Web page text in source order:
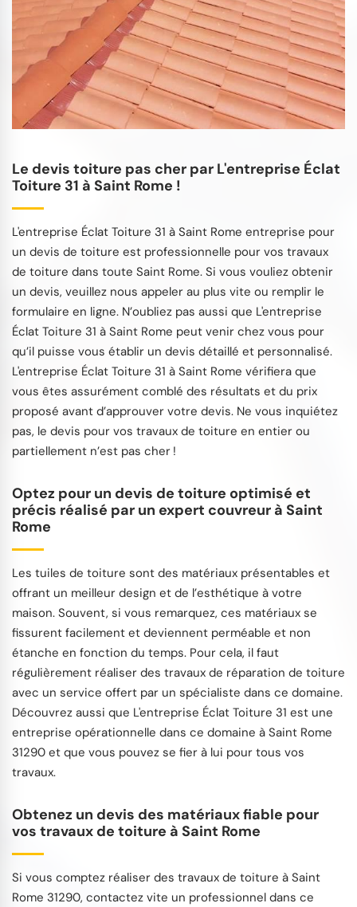
Le devis toiture pas cher par L'entreprise Éclat
Toiture 31 à Saint Rome !
L'entreprise Éclat Toiture 31 à Saint Rome entreprise pour
un devis de toiture est professionnelle pour vos travaux
de toiture dans toute Saint Rome. Si vous vouliez obtenir
un devis, veuillez nous appeler au plus vite ou remplir le
formulaire en ligne. N’oubliez pas aussi que L'entreprise
Éclat Toiture 31 à Saint Rome peut venir chez vous pour
qu’il puisse vous établir un devis détaillé et personnalisé.
L'entreprise Éclat Toiture 31 à Saint Rome vérifiera que
vous êtes assurément comblé des résultats et du prix
proposé avant d’approuver votre devis. Ne vous inquiétez
pas, le devis pour vos travaux de toiture en entier ou
partiellement n’est pas cher !
Optez pour un devis de toiture optimisé et
précis réalisé par un expert couvreur à Saint
Rome
Les tuiles de toiture sont des matériaux présentables et
offrant un meilleur design et de l’esthétique à votre
maison. Souvent, si vous remarquez, ces matériaux se
fissurent facilement et deviennent perméable et non
étanche en fonction du temps. Pour cela, il faut
régulièrement réaliser des travaux de réparation de toiture
avec un service offert par un spécialiste dans ce domaine.
Découvrez aussi que L'entreprise Éclat Toiture 31 est une
entreprise opérationnelle dans ce domaine à Saint Rome
31290 et que vous pouvez se fier à lui pour tous vos
travaux.
Obtenez un devis des matériaux fiable pour
vos travaux de toiture à Saint Rome
Si vous comptez réaliser des travaux de toiture à Saint
Rome 31290, contactez vite un professionnel dans ce